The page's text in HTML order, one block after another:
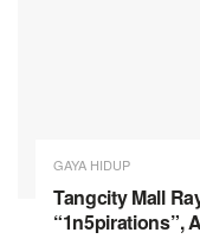
GAYA HIDUP
Tangcity Mall
“1n5pirations”,